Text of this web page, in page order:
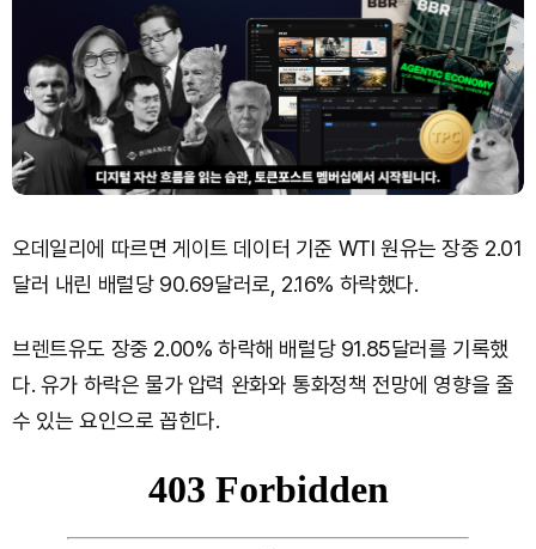
오데일리에 따르면 게이트 데이터 기준 WTI 원유는 장중 2.01
달러 내린 배럴당 90.69달러로, 2.16% 하락했다.
브렌트유도 장중 2.00% 하락해 배럴당 91.85달러를 기록했
다. 유가 하락은 물가 압력 완화와 통화정책 전망에 영향을 줄
수 있는 요인으로 꼽힌다.